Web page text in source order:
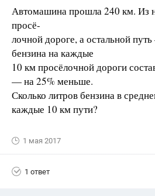
Автомашина прошла 240 км. Из
просё-
лочной дороге, а остальной
бензина на каждые
10 км просёлочной дороги
— на 25% меньше.
Сколько литров бензина в
каждые 10 км пути?
1 мая 2017
1 ответ